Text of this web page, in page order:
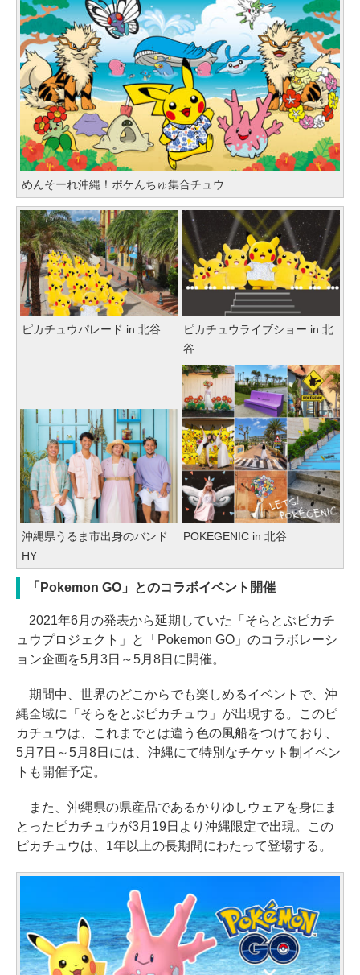
めんそーれ沖縄！ポケんちゅ集合チュウ
ピカチュウパレード in 北谷
ピカチュウライブショー in 北
谷
沖縄県うるま市出身のバンド
HY
POKEGENIC in 北谷
「Pokemon GO」とのコラボイベント開催
2021年6月の発表から延期していた「そらとぶピカチ
ュウプロジェクト」と「Pokemon GO」のコラボレーシ
ョン企画を5月3日～5月8日に開催。
期間中、世界のどこからでも楽しめるイベントで、沖
縄全域に「そらをとぶピカチュウ」が出現する。このピ
カチュウは、これまでとは違う色の風船をつけており、
5月7日～5月8日には、沖縄にて特別なチケット制イベン
トも開催予定。
また、沖縄県の県産品であるかりゆしウェアを身にま
とったピカチュウが3月19日より沖縄限定で出現。この
ピカチュウは、1年以上の長期間にわたって登場する。